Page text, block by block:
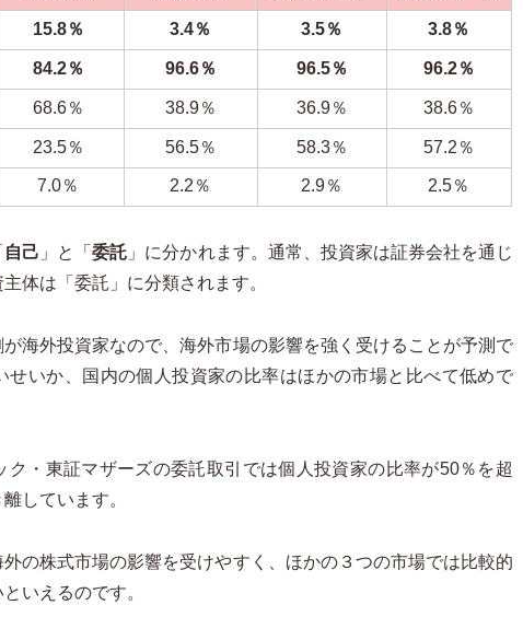
15.8％ 3.4％ 3.5％ 3.8％
84.2％ 96.6％ 96.5％ 96.2％
68.6％ 38.9％ 36.9％ 38.6％
23.5％ 56.5％ 58.3％ 57.2％
7.0％ 2.2％ 2.9％ 2.5％
自己 」と「委託 」に分かれます。通常、投資家は証券会社を通じ
体は「委託」に分類されます。
海外投資家なので、海外市場の影響を強く受けることが予測で
せいか、国内の個人投資家の比率はほかの市場と比べて低めで
ク・東証マザーズの委託取引では個人投資家の比率が50％を超
しています。
の株式市場の影響を受けやすく、ほかの３つの市場では比較的
いえるのです。